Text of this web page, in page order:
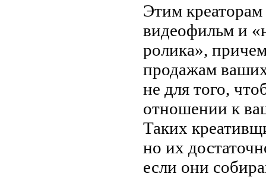
Этим креаторам
видеофильм и «
ролика»,
продажам
не для того,
отношении к
Таких
но их
если они